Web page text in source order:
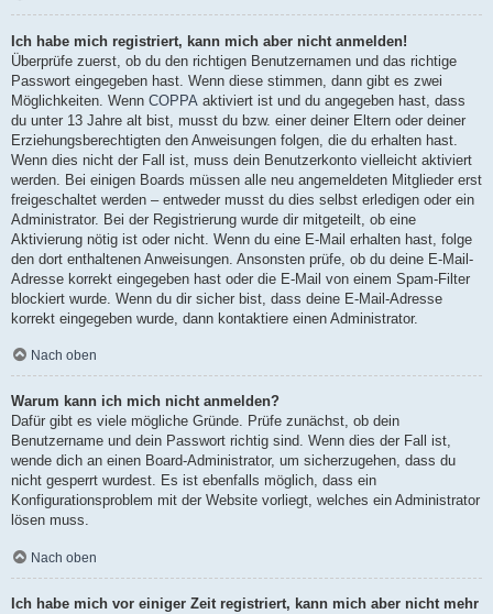
Ich habe mich registriert, kann mich aber nicht anmelden!
Überprüfe zuerst, ob du den richtigen Benutzernamen und das richtige
Passwort eingegeben hast. Wenn diese stimmen, dann gibt es zwei
Möglichkeiten. Wenn COPPA aktiviert ist und du angegeben hast, dass
du unter 13 Jahre alt bist, musst du bzw. einer deiner Eltern oder deiner
Erziehungsberechtigten den Anweisungen folgen, die du erhalten hast.
Wenn dies nicht der Fall ist, muss dein Benutzerkonto vielleicht aktiviert
werden. Bei einigen Boards müssen alle neu angemeldeten Mitglieder erst
freigeschaltet werden – entweder musst du dies selbst erledigen oder ein
Administrator. Bei der Registrierung wurde dir mitgeteilt, ob eine
Aktivierung nötig ist oder nicht. Wenn du eine E-Mail erhalten hast, folge
den dort enthaltenen Anweisungen. Ansonsten prüfe, ob du deine E-Mail-
Adresse korrekt eingegeben hast oder die E-Mail von einem Spam-Filter
blockiert wurde. Wenn du dir sicher bist, dass deine E-Mail-Adresse
korrekt eingegeben wurde, dann kontaktiere einen Administrator.
Nach oben
Warum kann ich mich nicht anmelden?
Dafür gibt es viele mögliche Gründe. Prüfe zunächst, ob dein
Benutzername und dein Passwort richtig sind. Wenn dies der Fall ist,
wende dich an einen Board-Administrator, um sicherzugehen, dass du
nicht gesperrt wurdest. Es ist ebenfalls möglich, dass ein
Konfigurationsproblem mit der Website vorliegt, welches ein Administrator
lösen muss.
Nach oben
Ich habe mich vor einiger Zeit registriert, kann mich aber nicht mehr